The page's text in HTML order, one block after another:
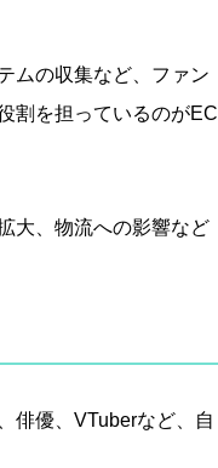
ムの収集など、ファン
割を担っているのがEC
大、物流への影響など
俳優、VTuberなど、自